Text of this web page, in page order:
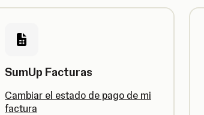
SumUp Facturas
Cambiar el estado de pago de mi
factura